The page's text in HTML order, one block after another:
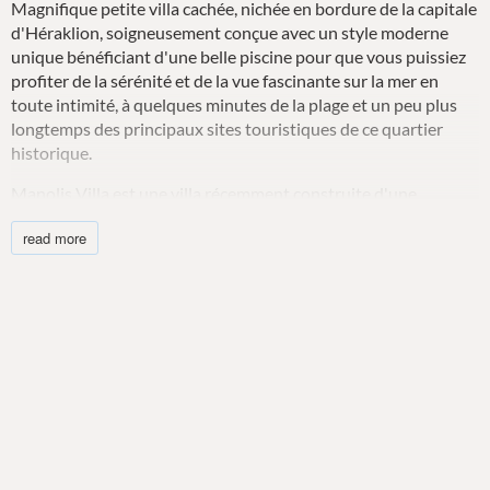
Magnifique petite villa cachée, nichée en bordure de la capitale
d'Héraklion, soigneusement conçue avec un style moderne
unique bénéficiant d'une belle piscine pour que vous puissiez
profiter de la sérénité et de la vue fascinante sur la mer en
toute intimité, à quelques minutes de la plage et un peu plus
longtemps des principaux sites touristiques de ce quartier
historique.
chambre de 60 m2 avec sa propre entrée privée et un jardin
avec piscine privée, située dans le quartier de Palaiokastro, à
read more